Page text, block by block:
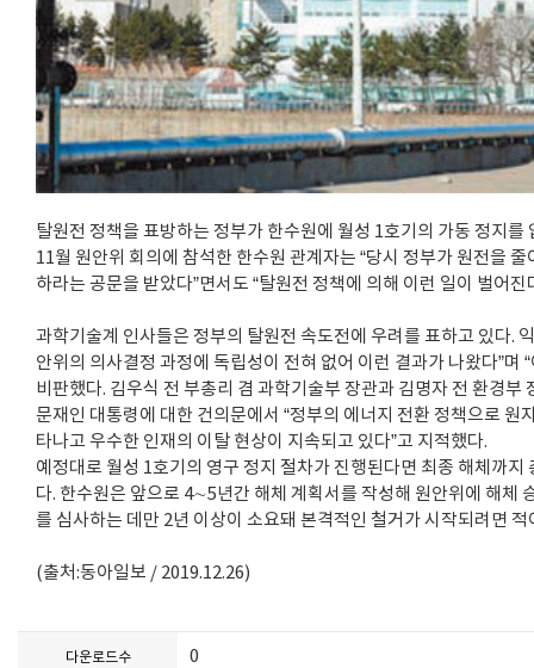
탈원전 정책을 표방하는 정부가 한수원에 월성 1호기의 가동 정지를
11월 원안위 회의에 참석한 한수원 관계자는 “당시 정부가 원전을
하라는 공문을 받았다”면서도 “탈원전 정책에 의해 이런 일이 벌어
과학기술계 인사들은 정부의 탈원전 속도전에 우려를 표하고 있다.
안위의 의사결정 과정에 독립성이 전혀 없어 이런 결과가 나왔다”며
비판했다. 김우식 전 부총리 겸 과학기술부 장관과 김명자 전 환경부
문재인 대통령에 대한 건의문에서 “정부의 에너지 전환 정책으로 원
타나고 우수한 인재의 이탈 현상이 지속되고 있다”고 지적했다.
예정대로 월성 1호기의 영구 정지 절차가 진행된다면 최종 해체까지
다. 한수원은 앞으로 4∼5년간 해체 계획서를 작성해 원안위에 해체
를 심사하는 데만 2년 이상이 소요돼 본격적인 철거가 시작되려면
(출처:동아일보 / 2019.12.26)
다운로드수 0